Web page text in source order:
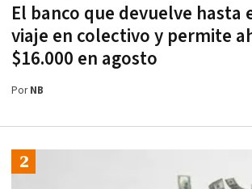
El banco que devuelve hasta
viaje en colectivo y permite
$16.000 en agosto
PorNB